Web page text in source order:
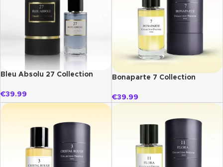
Bleu Absolu 27 Collection
€39.99
Bonaparte 7 Collection
€39.99